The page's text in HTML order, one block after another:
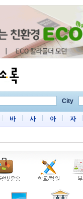
City
바 사 아 자